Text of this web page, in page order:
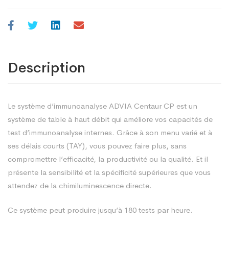
Description
Le système d’immunoanalyse ADVIA Centaur CP est un
système de table à haut débit qui améliore vos capacités de
test d’immunoanalyse internes. Grâce à son menu varié et à
ses délais courts (TAY), vous pouvez faire plus, sans
compromettre l’efficacité, la productivité ou la qualité. Et il
présente la sensibilité et la spécificité supérieures que vous
attendez de la chimiluminescence directe.
Ce système peut produire jusqu’à 180 tests par heure.